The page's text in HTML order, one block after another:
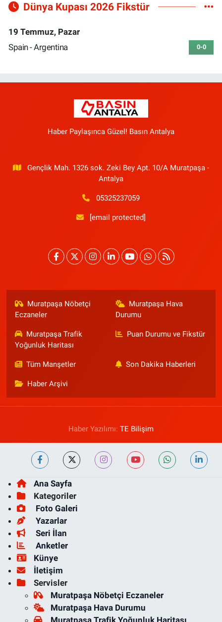
Dünya Kupası 2026 Fikstür
19 Temmuz, Pazar
Spain - Argentina
0-0
Haber Paylaşınca Güzel! Basın Antalya
Gençlik Mah. 1326 sok. Zeki Bey Apt. 10/A Muratpaşa -
Antalya
05325237059
[email protected]
Muratpaşa Nöbetçi
Eczaneler
Muratpaşa Hava
Durumu
Muratpaşa Trafik
Yoğunluk Haritası
Puan Durumu ve Fikstür
Tüm Manşetler Son Dakika Haberleri
Haber Arşivi
Haber Yazılımı: TE Bilişim
Ana Sayfa
Kategoriler
Foto Galeri
Yazarlar
Seri İlan
Anketler
Künye
İletişim
Servisler
Muratpaşa Nöbetçi Eczaneler
Muratpaşa Hava Durumu
Muratpaşa Trafik Yoğunluk Haritası